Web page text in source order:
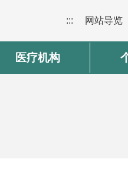
::: 网站导览
医疗机构